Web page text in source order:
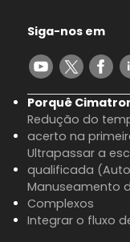
Siga-nos em
Porquê
Redução do
acerto na
Ultrapassar a
qualificada
Manuseamento
Complexos
Integrar o fluxo